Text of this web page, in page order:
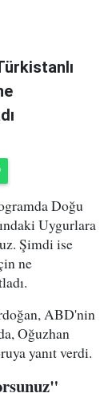
Doğu
Uygurlara
Şimdi ise
ne
ABD'nin
Oğuzhan
yanıt verdi.